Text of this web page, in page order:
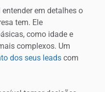
em detalhes o
tem. Ele
como idade e
complexos. Um
dos seus leads com